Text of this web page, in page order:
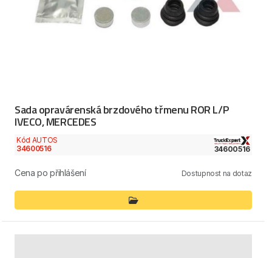
Sada opravárenská brzdového třmenu ROR L/P
IVECO, MERCEDES
Kód AUTOS
34600516
34600516
Cena po přihlášení Dostupnost na dotaz